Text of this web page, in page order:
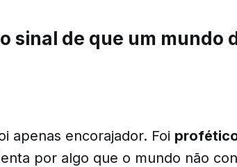
sinal de que um mundo
apenas encorajador. Foi
por algo que o mundo não